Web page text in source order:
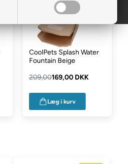
CoolPets Splash Water
Fountain Beige
209,00169,00 DKK
Læg i kurv